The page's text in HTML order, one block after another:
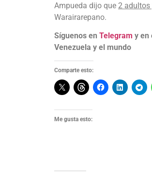
Ampueda dijo que 2 adultos
Warairarepano.
Síguenos en Telegram y en
Venezuela y el mundo
Comparte esto:
Me gusta esto: